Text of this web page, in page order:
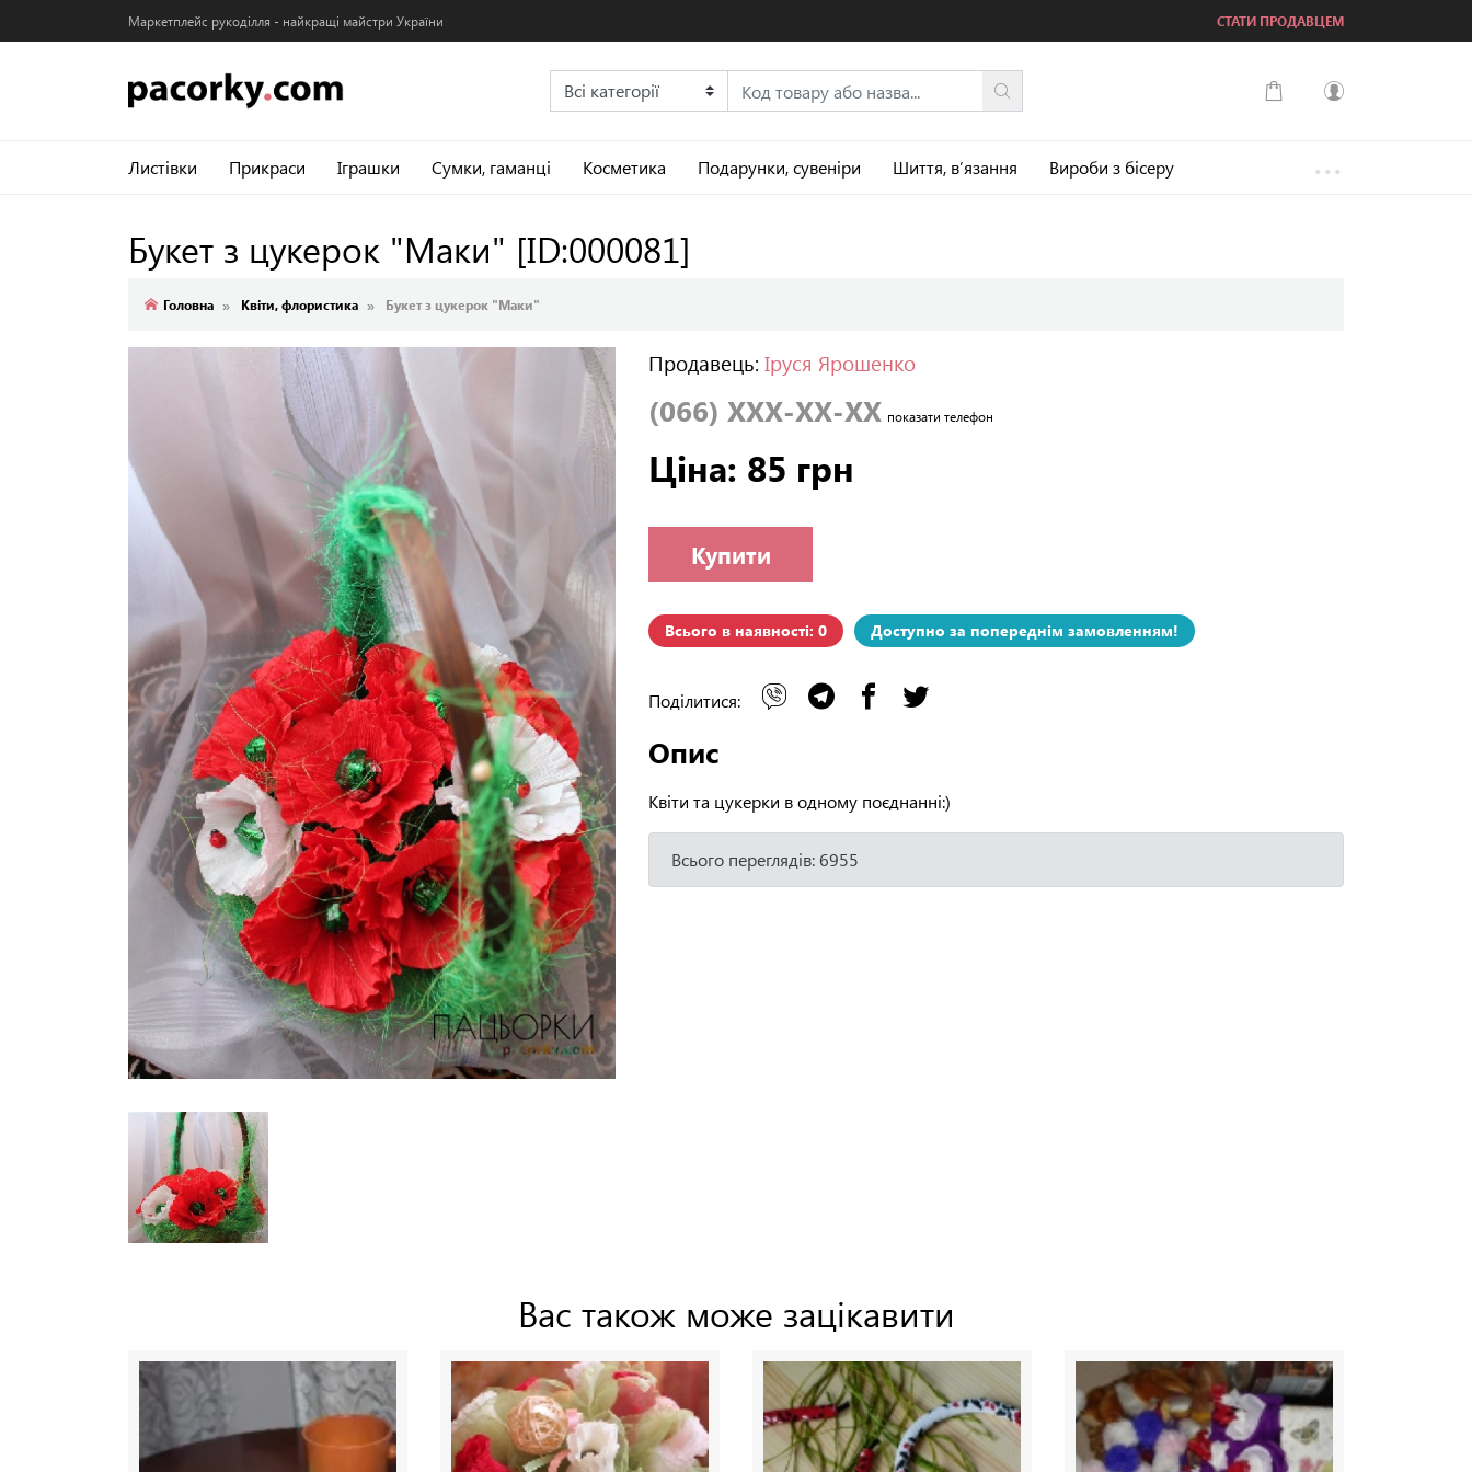
Маркетплейс рукоділля - найкращі майстри України СТАТИ ПРОДАВЦЕМ
...
Листівки Прикраси Іграшки Сумки, гаманці Косметика Подарунки, сувеніри Шиття, в’язання Вироби з бісеру
Букет з цукерок "Маки" [ID:000081]
Головна Квіти, флористика Букет з цукерок "Маки"
Продавець: Іруся Ярошенко
(066) XXX-XX-XX показати телефон
Ціна: 85 грн
Купити
Всього в наявності: 0 Доступно за попереднім замовленням!
Поділитися:
Опис
Квіти та цукерки в одному поєднанні:)
Всього переглядів: 6955
Вас також може зацікавити